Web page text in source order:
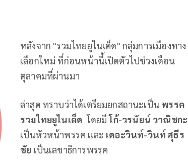
หลังจาก "รวมไทยยูไนเต็ด" กลุ่มการเมืองทาง
เลือกใหม่ ที่ก่อนหน้านี้เปิดตัวไปช่วงเดือน
ตุลาคมที่ผ่านมา
ล่าสุด ทราบว่าได้เตรียมยกสถานะเป็น พรรค
รวมไทยยูไนเต็ด โดยมีโก้-วรนัยน์ วาณิชกะ
เป็นหัวหน้าพรรค และ เดอะวินท์-วินท์ สุธีร
ชัย เป็นเลขาธิการพรรค